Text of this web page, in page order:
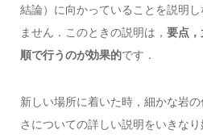
結論）に向かっていることを説明
ません．このときの説明は， 要点
順で行うのが効果的です．
新しい場所に着いた時，細かな岩
さについての詳しい説明をいきな